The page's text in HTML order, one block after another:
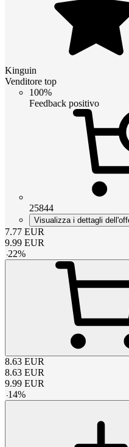
Kinguin
Venditore top
100%
Feedback positivo
25844
Visualizza i dettagli
7.77 EUR
9.99 EUR
-22%
8.63 EUR
8.63 EUR
9.99 EUR
-14%